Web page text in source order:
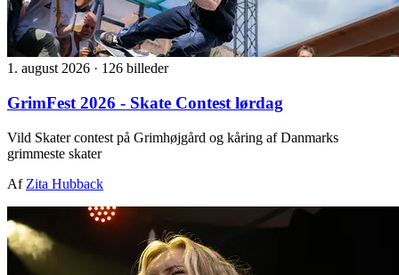
1. august 2026 · 126 billeder
GrimFest 2026 - Skate Contest lørdag
Vild Skater contest på Grimhøjgård og kåring af Danmarks
grimmeste skater
Af Zita Hubback